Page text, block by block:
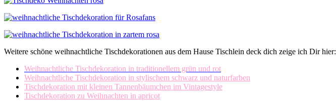
Weitere schöne weihnachtliche Tischdekorationen aus dem Hause Tischlein deck dich zeige ich Dir hier:
Weihnachtliche Tischdekoration in traditionellem grün und rot
Weihnachtliche Tischdekoration in stylischem schwarz und naturfarben
Tischdekoration mit kleinen Tannenbäumchen im Vintagestyle
Tischdekoration zu Weihnachten in apricot